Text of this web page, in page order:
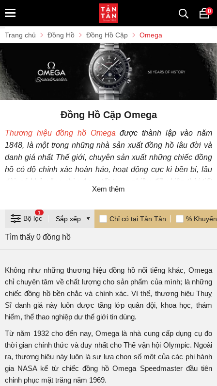
0
Trang chủ Đồng Hồ Đồng Hồ Cặp Omega
Đồng Hồ Cặp Omega
Thương hiệu đồng hồ Omega được thành lập vào năm
1848, là một trong những nhà sản xuất đồng hồ lâu đời và
danh giá nhất Thế giới, chuyên sản xuất những chiếc đồng
hồ có độ chính xác hoàn hảo, hoạt động cực kì bền bỉ, lâu
dài; có khả năng chịu đựng tốt trong nhiều điều kiện thời tiết
khắc nghiệt, cùng cách thiết kế vô cùng cứng cáp và tinh
Qua 170 năm phát triển, đồng hồ Omega luôn gắn liền với
những kỷ lục toàn cầu về thời gian lẫn không gian, từ biển
được đưa lên Mặt Trăng, tiếp đó là năm lần liên tiếp chinh
phục Mặt trăng thành công; sản xuất rađồng hồ thợ lặnđầu
tiên chứng nhận chuẩn Chronometers trên thế giới, và nắm
giữ nhiều kỷ lục về độ chính xác thời gian tuyệt đối hơn bất
cứ hãng đồng hồ nào khác.
Đồng hồ Omega không chỉ chú trọng vào chức năng đo giờ
mà còn thể hiện sự cam kết với thiết kế đẳng cấp và sự tiện
ích trong mọi hoàn cảnh. Với sự kết hợp hoàn hảo giữa lịch
sử lâu dài, chất lượng và phong cách tinh tế, Omega không
Xem thêm
Bộ lọc
1
Chỉ có tại Tân Tân %
Tìm thấy 0 đồng hồ
Không như những thương hiệu đồng hồ nổi tiếng khác, Omega
chỉ chuyên tâm về chất lượng cho sản phẩm của mình; là những
chiếc đồng hồ bền chắc và chính xác. Vì thế, thương hiệu Thuỵ
Sĩ danh giá này luôn được tầng lớp quân đội, khoa học, thám
hiểm, thể thao nghiệp dư thế giới tin dùng.
Từ năm 1932 cho đến nay, Omega là nhà cung cấp dụng cụ đo
thời gian chính thức và duy nhất cho Thế vận hội Olympic. Ngoài
ra, thương hiệu này luôn là sự lựa chọn số một của các phi hành
gia NASA kể từ chiếc đồng hồ Omega Speedmaster đầu tiên
chinh phục mặt trăng năm 1969.